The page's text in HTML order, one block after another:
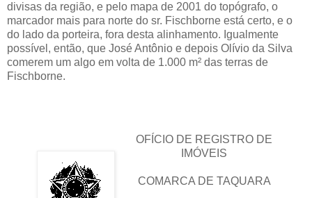
divisas da região, e pelo mapa de 2001 do topógrafo, o
marcador mais para norte do sr. Fischborne está certo, e o
do lado da porteira, fora desta alinhamento. Igualmente
possível, então, que José Antônio e depois Olívio da Silva
comerem um algo em volta de 1.000 m² das terras de
Fischborne.
OFÍCIO DE REGISTRO DE
IMÓVEIS
COMARCA DE TAQUARA